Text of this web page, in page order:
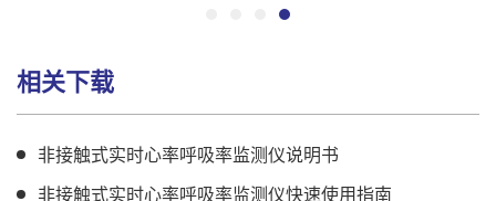
相关下载
非接触式实时心率呼吸率监测仪说明书
非接触式实时心率呼吸率监测仪快速使用指南